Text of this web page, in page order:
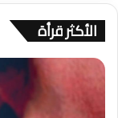
الأكثر قرأة